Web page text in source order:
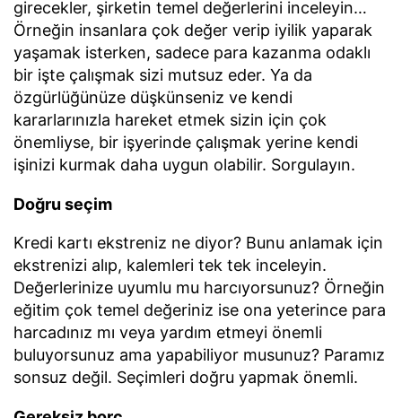
girecekler, şirketin temel değerlerini inceleyin…
Örneğin insanlara çok değer verip iyilik yaparak
yaşamak isterken, sadece para kazanma odaklı
bir işte çalışmak sizi mutsuz eder. Ya da
özgürlüğünüze düşkünseniz ve kendi
kararlarınızla hareket etmek sizin için çok
önemliyse, bir işyerinde çalışmak yerine kendi
işinizi kurmak daha uygun olabilir. Sorgulayın.
Doğru seçim
Kredi kartı ekstreniz ne diyor? Bunu anlamak için
ekstrenizi alıp, kalemleri tek tek inceleyin.
Değerlerinize uyumlu mu harcıyorsunuz? Örneğin
eğitim çok temel değeriniz ise ona yeterince para
harcadınız mı veya yardım etmeyi önemli
buluyorsunuz ama yapabiliyor musunuz? Paramız
sonsuz değil. Seçimleri doğru yapmak önemli.